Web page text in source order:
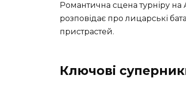
Романтична сцена турніру на
розповідає про лицарські
пристрастей.
Ключові